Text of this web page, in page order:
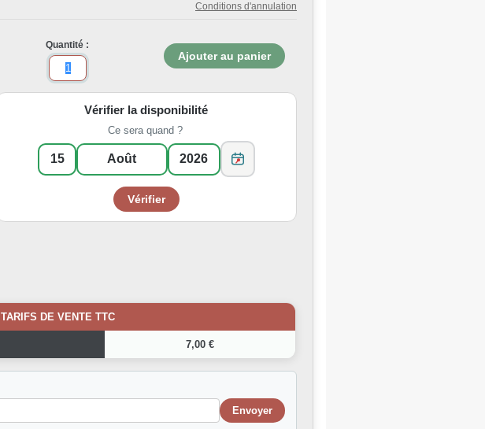
Conditions d'annulation
Quantité :
Vérifier la disponibilité
Ce sera quand ?
TARIFS DE VENTE TTC
7,00 €